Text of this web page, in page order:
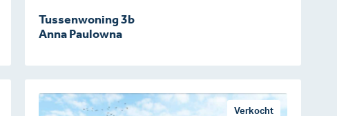
Tussenwoning 3b
Anna Paulowna
Verkocht